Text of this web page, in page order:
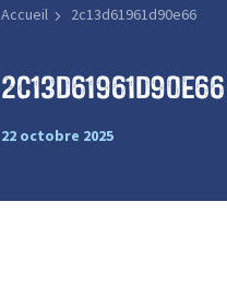
Accueil 2c13d61961d90e66
2c13d61961d90e66
22 octobre 2025